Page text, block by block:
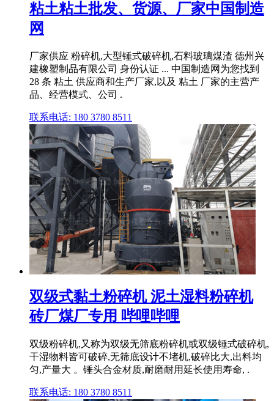
粘土粘土批发、货源、厂家中国制造
网
厂家供应 粉碎机,大型锤式破碎机,石料玻璃煤渣 德州兴
建橡塑制品有限公司 身份认证 ... 中国制造网为您找到
28 条 粘土 供应商和生产厂家,以及 粘土 厂家的主营产
品、经营模式、公司 .
联系电话: 180 3780 8511
双级式黏土粉碎机 泥土湿料粉碎机
砖厂煤厂专用 哔哩哔哩
双级粉碎机,又称为双级无筛底粉碎机或双级锤式破碎机,
干湿物料皆可破碎,无筛底设计不堵机,破碎比大,出料均
匀,产量大 。锤头合金材质,耐磨耐用延长使用寿命, .
联系电话: 180 3780 8511